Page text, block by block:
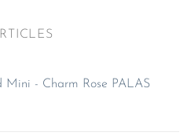
Mini - Charm Rose PALAS